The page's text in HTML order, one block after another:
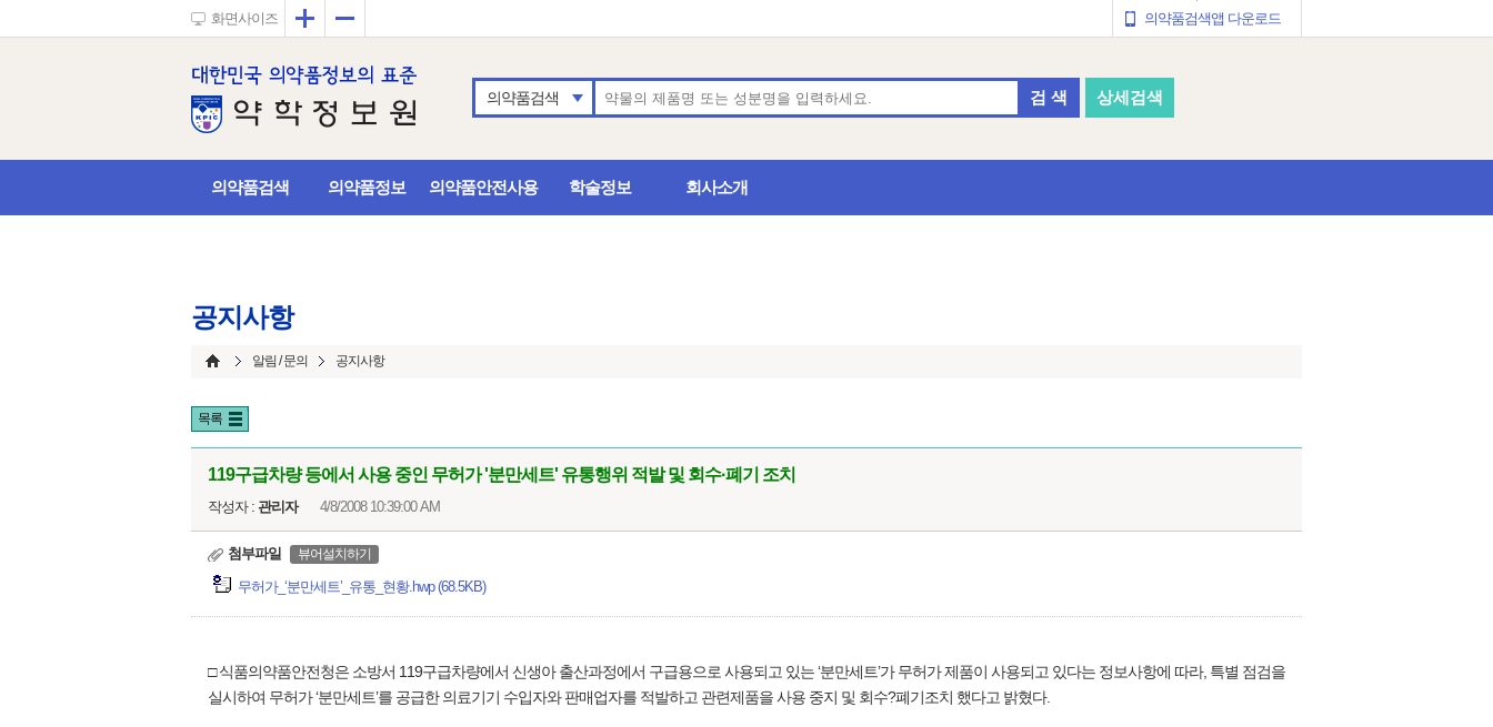
화면사이즈 확대 의약품검색앱 다운로드
의약품검색 검 색 상세검색
의약품검색 의약품정보 의약품안전사용 학술정보 회사소개
공지사항
알림 / 문의 공지사항
목록
119구급차량 등에서 사용 중인 무허가 '분만세트' 유통행위 적발 및 회수·폐기 조치
작성자 : 관리자 4/8/2008 10:39:00 AM
첨부파일 뷰어설치하기
무허가_‘분만세트’_유통_현황.hwp (68.5KB)
□ 식품의약품안전청은 소방서 119구급차량에서 신생아 출산과정에서 구급용으로 사용되고 있는 ‘분만세트’가 무허가 제품이 사용되고 있다는 정보사항에 따라, 특별 점검을
실시하여 무허가 ‘분만세트’를 공급한 의료기기 수입자와 판매업자를 적발하고 관련제품을 사용 중지 및 회수?폐기조치 했다고 밝혔다.